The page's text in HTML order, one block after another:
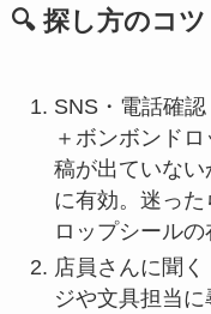
🔍 探し方のコツ
SNS・電話確
＋ボンボンド
稿が出ていな
に有効。迷っ
ロップシールの
店員さんに聞
ジや文具担当